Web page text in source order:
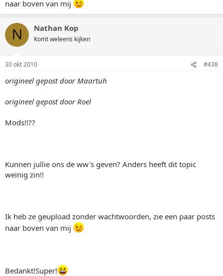
naar boven van mij
N Nathan Kop
Komt weleens kijken
30 okt 2010 #438
origineel gepost door Maartuh
origineel gepost door Roel
Mods!!??
Kunnen jullie ons de ww's geven? Anders heeft dit topic
weinig zin!!
Ik heb ze geupload zonder wachtwoorden, zie een paar posts
naar boven van mij
Bedankt!Super!